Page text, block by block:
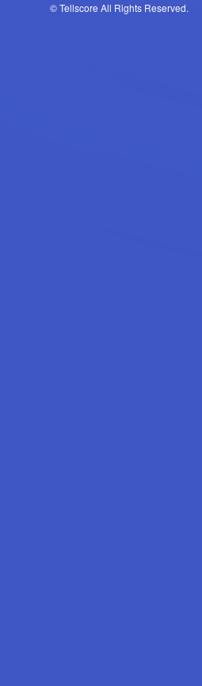
© Tellscore All Rights Reserved.